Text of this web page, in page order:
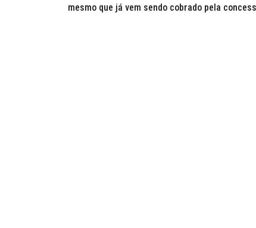
mesmo que já vem sendo cobrado pela